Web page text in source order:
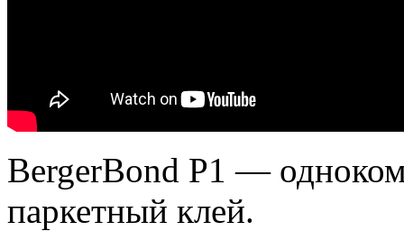
BergerBond P1 —
паркетный клей.